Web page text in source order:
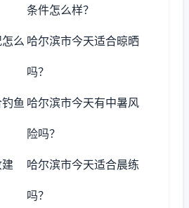
条件怎么样？
么 哈尔滨市今天适合晾晒
吗？
鱼 哈尔滨市今天有中暑风
险吗？
哈尔滨市今天适合晨练
吗？